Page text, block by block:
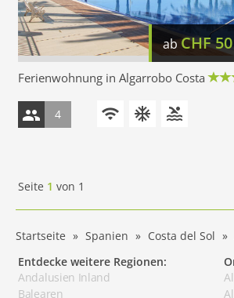
abCHF50
Ferienwohnung in Algarrobo Costa
4
Seite 1 von 1
Startseite Spanien Costa del Sol
Entdecke weitere Regionen:
Andalusien Inland
Balearen